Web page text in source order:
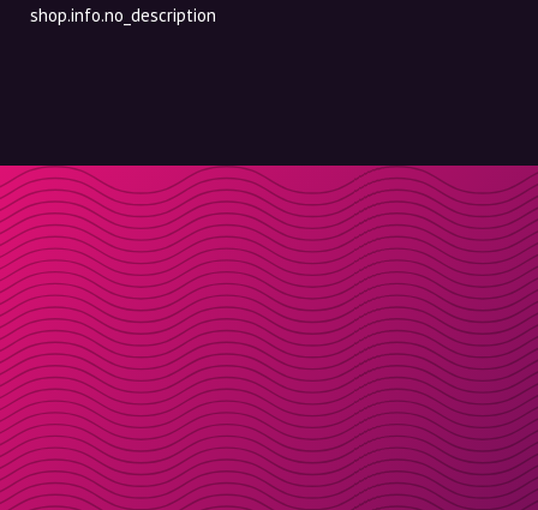
shop.info.no_description